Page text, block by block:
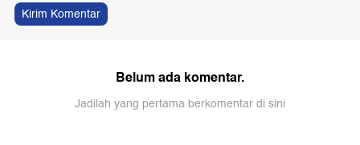
Kirim Komentar
Belum ada komentar.
Jadilah yang pertama berkomentar di sini